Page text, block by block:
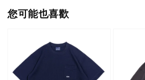
您可能也喜歡